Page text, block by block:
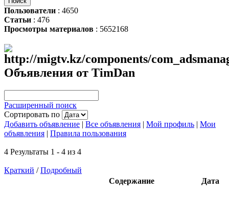
Пользователи : 4650
Статьи : 476
Просмотры материалов : 5652168
Объявления от TimDan
Расширенный поиск
Сортировать по
Добавить объявление | Все объявления | Мой профиль | Мои
объявления | Правила пользования
4 Результаты 1 - 4 из 4
Краткий /Подробный
Содержание
Дата